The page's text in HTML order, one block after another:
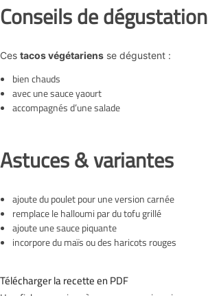
Conseils de dégustation
Ces tacos végétariens se dégustent :
bien chauds
avec une sauce yaourt
accompagnés d’une salade
Astuces & variantes
ajoute du poulet pour une version carnée
remplace le halloumi par du tofu grillé
ajoute une sauce piquante
incorpore du maïs ou des haricots rouges
Télécharger la recette en PDF